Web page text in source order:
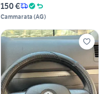
150 €
Cammarata (AG)